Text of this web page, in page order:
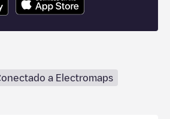
a Electromaps